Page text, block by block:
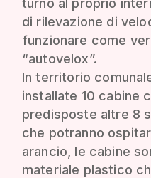
turno al proprio
di rilevazione di
funzionare come
“autovelox”.
In territorio
installate 10 cabine
predisposte altre 8
che potranno
arancio, le cabine
materiale plastico